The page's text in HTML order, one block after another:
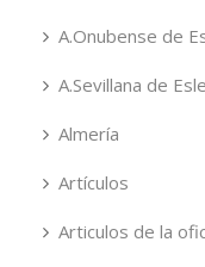
A.Onubense de
A.Sevillana de
Almería
Artículos
Articulos de la